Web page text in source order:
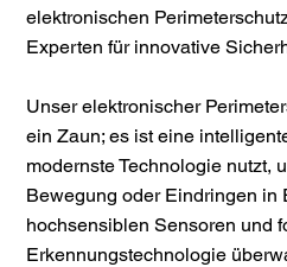
elektronischen
Experten für innovative
Unser elektronischer
ein Zaun; es ist eine
modernste Technologie nutzt,
Bewegung oder Eindringen in
hochsensiblen Sensoren und
Erkennungstechnologie